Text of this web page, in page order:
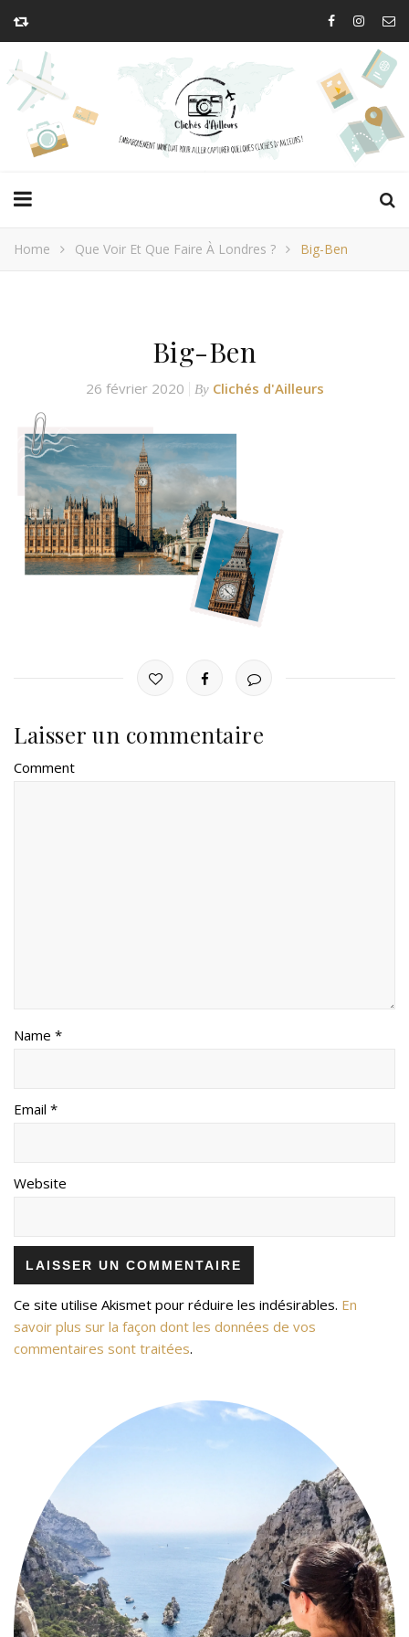
Home Que Voir Et Que Faire À Londres ? Big-Ben
Big-Ben
26 février 2020 By Clichés d'Ailleurs
Laisser un commentaire
Comment
Name *
Email *
Website
Ce site utilise Akismet pour réduire les indésirables. En
savoir plus sur la façon dont les données de vos
commentaires sont traitées.